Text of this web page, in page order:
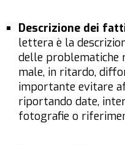
Descrizione dei
lettera è la
delle problematiche
male, in ritardo,
importante evitare
riportando date,
fotografie o